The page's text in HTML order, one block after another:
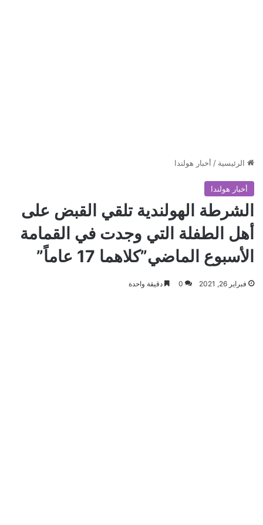
الرئيسية / أخبار هولندا
أخبار هولندا
الشرطة الهولندية تلقي القبض على
أهل الطفلة التي وجدت في القمامة
الأسبوع الماضي”كلاهما 17 عاماً”
فبراير 26, 2021 0 دقيقة واحدة